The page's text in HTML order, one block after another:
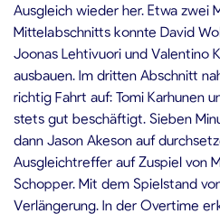
Ausgleich wieder her. Etwa zwei
Mittelabschnitts konnte David
Joonas Lehtivuori und Valentino
ausbauen. Im dritten Abschnitt
richtig Fahrt auf: Tomi Karhunen
stets gut beschäftigt. Sieben
dann Jason Akeson auf
Ausgleichtreffer auf Zuspiel von
Schopper. Mit dem Spielstand
Verlängerung. In der Overtime